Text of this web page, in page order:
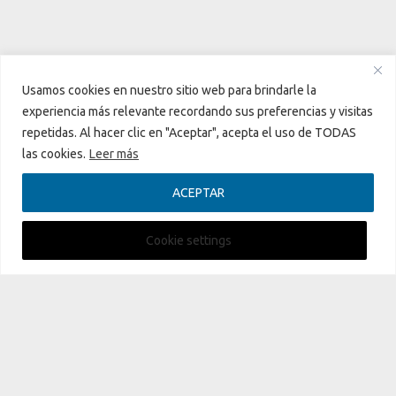
Usamos cookies en nuestro sitio web para brindarle la
experiencia más relevante recordando sus preferencias y visitas
repetidas. Al hacer clic en "Aceptar", acepta el uso de TODAS
las cookies. Leer más
Cookie settings
ACEPTAR
¿La miel tiene fecha de caducidad?
Para leer
prev